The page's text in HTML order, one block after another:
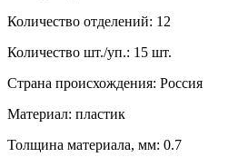
Количество отделений: 12
Количество шт./уп.: 15 шт.
Страна происхождения: Россия
Материал: пластик
Толщина материала, мм: 0.7